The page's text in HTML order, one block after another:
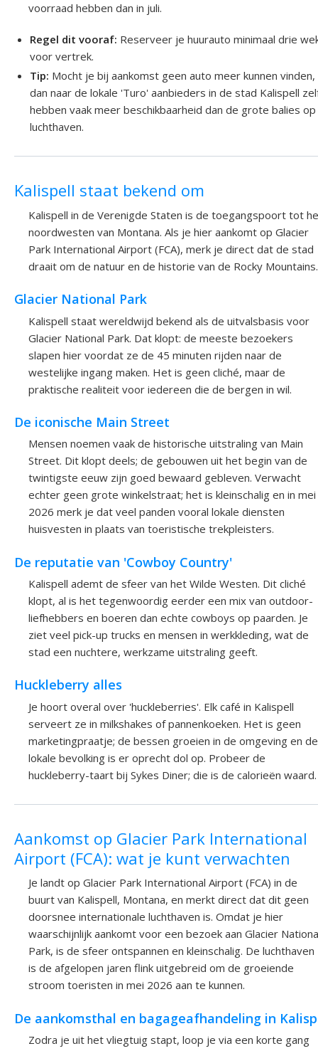
voorraad hebben dan in juli.
Regel dit vooraf: Reserveer je huurauto minimaal drie
voor vertrek.
Tip: Mocht je bij aankomst geen auto meer kunnen vinden,
dan naar de lokale 'Turo' aanbieders in de stad Kalispell
hebben vaak meer beschikbaarheid dan de grote balies
luchthaven.
Kalispell staat bekend om
Kalispell in de Verenigde Staten is de toegangspoort tot
noordwesten van Montana. Als je hier aankomt op Glacier
Park International Airport (FCA), merk je direct dat de stad
draait om de natuur en de historie van de Rocky Mountains.
Glacier National Park
Kalispell staat wereldwijd bekend als de uitvalsbasis voor
Glacier National Park. Dat klopt: de meeste bezoekers
slapen hier voordat ze de 45 minuten rijden naar de
westelijke ingang maken. Het is geen cliché, maar de
praktische realiteit voor iedereen die de bergen in wil.
De iconische Main Street
Mensen noemen vaak de historische uitstraling van Main
Street. Dit klopt deels; de gebouwen uit het begin van de
twintigste eeuw zijn goed bewaard gebleven. Verwacht
echter geen grote winkelstraat; het is kleinschalig en in mei
2026 merk je dat veel panden vooral lokale diensten
huisvesten in plaats van toeristische trekpleisters.
De reputatie van 'Cowboy Country'
Kalispell ademt de sfeer van het Wilde Westen. Dit cliché
klopt, al is het tegenwoordig eerder een mix van outdoor-
liefhebbers en boeren dan echte cowboys op paarden. Je
ziet veel pick-up trucks en mensen in werkkleding, wat de
stad een nuchtere, werkzame uitstraling geeft.
Huckleberry alles
Je hoort overal over 'huckleberries'. Elk café in Kalispell
serveert ze in milkshakes of pannenkoeken. Het is geen
marketingpraatje; de bessen groeien in de omgeving en de
lokale bevolking is er oprecht dol op. Probeer de
huckleberry-taart bij Sykes Diner; die is de calorieën waard.
Aankomst op Glacier Park International
Airport (FCA): wat je kunt verwachten
Je landt op Glacier Park International Airport (FCA) in de
buurt van Kalispell, Montana, en merkt direct dat dit geen
doorsnee internationale luchthaven is. Omdat je hier
waarschijnlijk aankomt voor een bezoek aan Glacier
Park, is de sfeer ontspannen en kleinschalig. De luchthaven
is de afgelopen jaren flink uitgebreid om de groeiende
stroom toeristen in mei 2026 aan te kunnen.
De aankomsthal en bagageafhandeling in
Zodra je uit het vliegtuig stapt, loop je via een korte gang